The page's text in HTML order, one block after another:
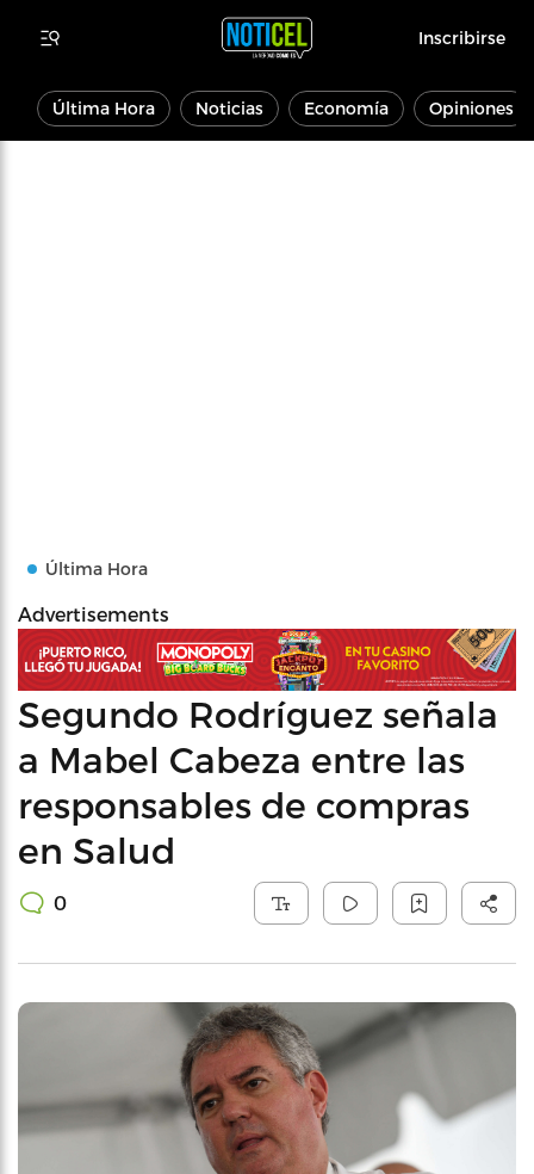
Inscribirse
Última Hora Noticias Economía Opiniones
Última Hora
Advertisements
Segundo Rodríguez señala
a Mabel Cabeza entre las
responsables de compras
en Salud
0